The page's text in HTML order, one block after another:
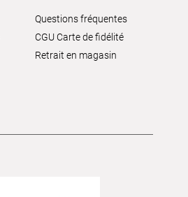
Questions fréquentes
CGU Carte de fidélité
Retrait en magasin